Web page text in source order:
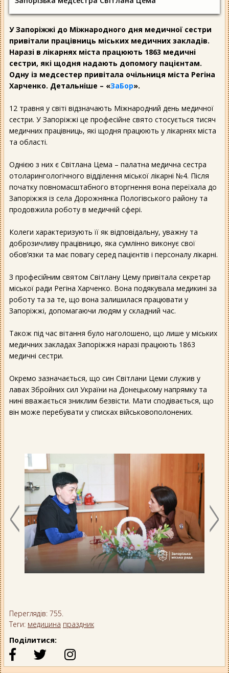
У Запоріжжі до Міжнародного дня медичної сестри
привітали працівниць міських медичних закладів.
Наразі в лікарнях міста працюють 1863 медичні
сестри, які щодня надають допомогу пацієнтам.
Одну із медсестер привітала очільниця міста Регіна
Харченко. Детальніше – «ЗаБор».
12 травня у світі відзначають Міжнародний день медичної
сестри. У Запоріжжі це професійне свято стосується тисяч
медичних працівниць, які щодня працюють у лікарнях міста
та області.
Однією з них є Світлана Цема – палатна медична сестра
отоларингологічного відділення міської лікарні №4. Після
початку повномасштабного вторгнення вона переїхала до
Запоріжжя із села Дорожнянка Пологівського району та
продовжила роботу в медичній сфері.
Колеги характеризують її як відповідальну, уважну та
доброзичливу працівницю, яка сумлінно виконує свої
обов’язки та має повагу серед пацієнтів і персоналу лікарні.
З професійним святом Світлану Цему привітала секретар
міської ради Регіна Харченко. Вона подякувала медикині за
роботу та за те, що вона залишилася працювати у
Запоріжжі, допомагаючи людям у складний час.
Також під час вітання було наголошено, що лише у міських
медичних закладах Запоріжжя наразі працюють 1863
медичні сестри.
Окремо зазначається, що син Світлани Цеми служив у
лавах Збройних сил України на Донецькому напрямку та
нині вважається зниклим безвісти. Мати сподівається, що
він може перебувати у списках військовополонених.
Переглядів: 755.
Теги: медицина праздник
Поділитися: